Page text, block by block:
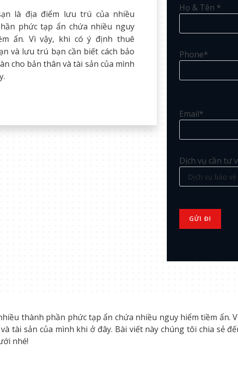
là địa điểm lưu trú của nhiều
phức tạp ẩn chứa nhiều nguy
ẩn. Vì vậy, khi có ý định thuê
và lưu trú bạn cần biết cách bảo
cho bản thân và tài sản của mình
Họ & Tên *
Phone*
Email*
Dịch vụ cần tư
thành phần phức tạp ẩn chứa nhiều nguy hiểm tiềm ẩn.
tài sản của mình khi ở đây. Bài viết này chúng tôi chia sẻ
nhé!